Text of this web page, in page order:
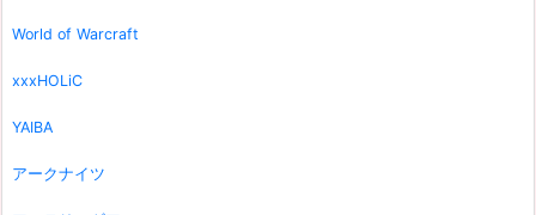
World of Warcraft
xxxHOLiC
YAIBA
アークナイツ